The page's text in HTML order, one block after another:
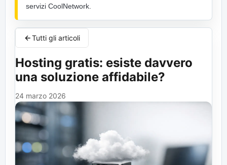
servizi CoolNetwork.
Tutti gli articoli
Hosting gratis: esiste davvero
una soluzione affidabile?
24 marzo 2026